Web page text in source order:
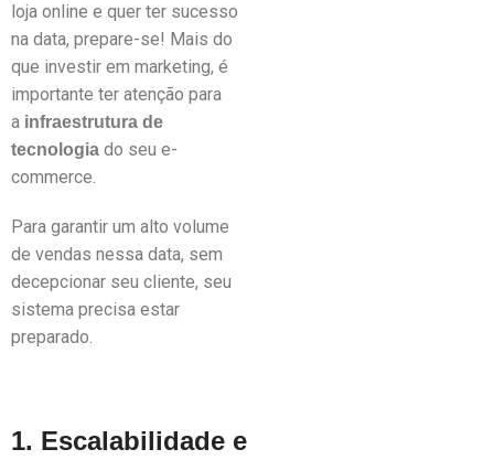
loja online e quer ter sucesso
na data, prepare-se! Mais do
que investir em marketing, é
importante ter atenção para
a infraestrutura de
tecnologia do seu e-
commerce.
Para garantir um alto volume
de vendas nessa data, sem
decepcionar seu cliente, seu
sistema precisa estar
preparado.
1. Escalabilidade e